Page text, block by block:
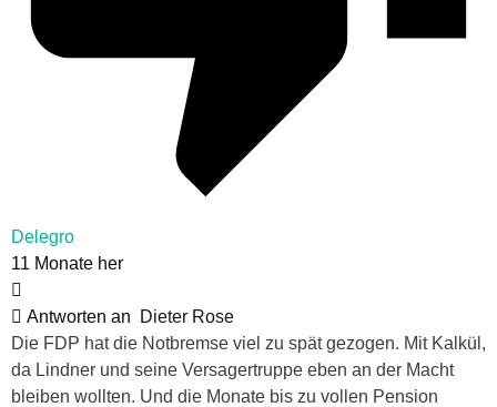
Delegro
11 Monate her
Antworten an
Dieter Rose
Die FDP hat die Notbremse viel zu spät gezogen. Mit Kalkül,
da Lindner und seine Versagertruppe eben an der Macht
bleiben wollten. Und die Monate bis zu vollen Pension